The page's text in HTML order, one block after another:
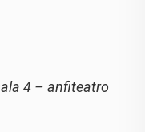
4 – anfiteatro